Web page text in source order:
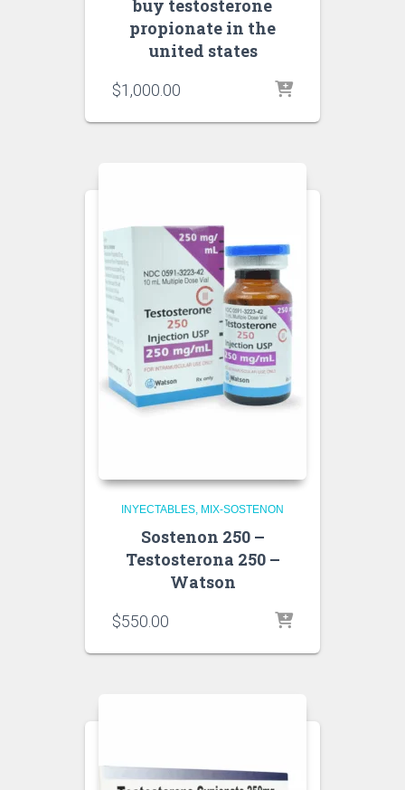
buy testosterone
propionate in the
united states
$1,000.00
INYECTABLES MIX-SOSTENON
Sostenon 250 –
Testosterona 250 –
Watson
$550.00